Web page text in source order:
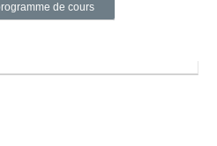
de cours